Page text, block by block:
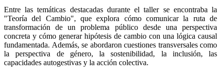
Entre las temáticas destacadas durante el taller se encontraba la
"Teoría del Cambio", que explora cómo comunicar la ruta de
transformación de un problema público desde una perspectiva
concreta y cómo generar hipótesis de cambio con una lógica causal
fundamentada. Además, se abordaron cuestiones transversales como
la perspectiva de género, la sostenibilidad, la inclusión, las
capacidades autogestivas y la acción colectiva.